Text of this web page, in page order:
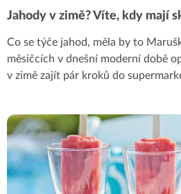
Jahody v zimě? Víte, kdy mají
Co se týče jahod, měla by to
měsíčcích v dnešní moderní době
v zimě zajít pár kroků do